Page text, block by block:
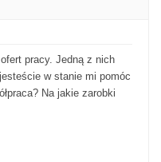
pracy. Jedną z nich
w stanie mi pomóc
Na jakie zarobki